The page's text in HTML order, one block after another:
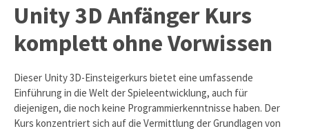
Unity 3D Anfänger Kurs
komplett ohne Vorwissen
Dieser Unity 3D-Einsteigerkurs bietet eine umfassende
Einführung in die Welt der Spieleentwicklung, auch für
diejenigen, die noch keine Programmierkenntnisse haben. Der
Kurs konzentriert sich auf die Vermittlung der Grundlagen von